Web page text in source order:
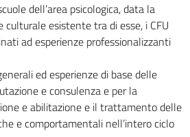
dell’area psicologica, data la
esistente tra di esse, i CFU
ad esperienze professionalizzanti
ed esperienze di base delle
e consulenza e per la
e abilitazione e il trattamento delle
e comportamentali nell’intero ciclo